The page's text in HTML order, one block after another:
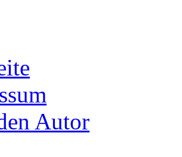
Autor